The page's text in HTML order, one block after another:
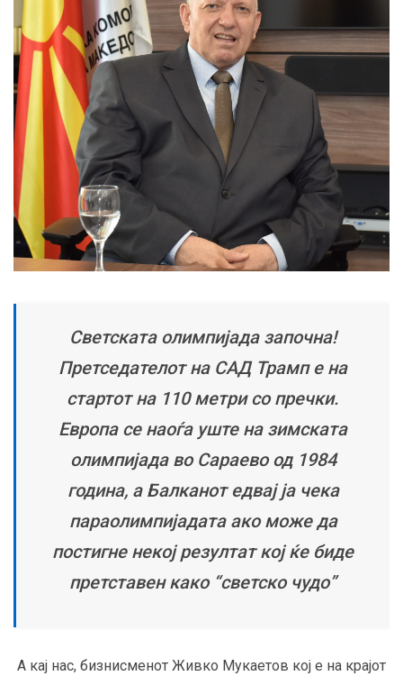
Светската олимпијада започна!
Претседателот на САД Трамп е на
стартот на 110 метри со пречки.
Европа се наоѓа уште на зимската
олимпијада во Сараево од 1984
година, а Балканот едвај ја чека
параолимпијадата ако може да
постигне некој резултат кој ќе биде
претставен како “светско чудо”
А кај нас, бизнисменот Живко Мукаетов кој е на крајот